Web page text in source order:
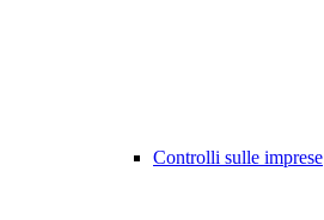
Controlli sulle imprese